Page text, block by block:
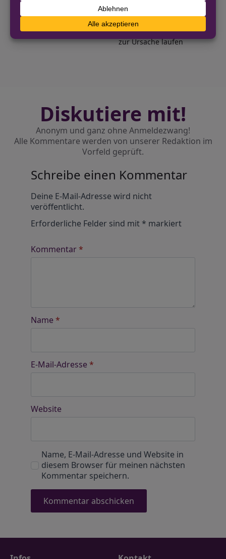
NÄCHSTER BEITRAG
Brand in Restaurant in Ahlen – Ermittlungen
zur Ursache laufen
Diskutiere mit!
Anonym und ganz ohne Anmeldezwang!
Alle Kommentare werden von unserer Redaktion im
Vorfeld geprüft.
Schreibe einen Kommentar
Deine E-Mail-Adresse wird nicht
veröffentlicht.
Erforderliche Felder sind mit* markiert
Kommentar*
Name *
E-Mail-Adresse *
Website
Name, E-Mail-Adresse und Website in
diesem Browser für meinen nächsten
Kommentar speichern.